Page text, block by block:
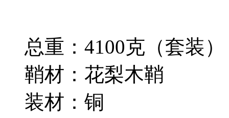
总重：4100克（套装）
鞘材：花梨木鞘
装材：铜